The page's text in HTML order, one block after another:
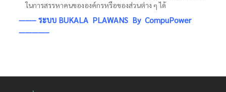
ในการสรรหาคนขององค์กรหรือของส่วนต่าง ๆ ได้
——– ระบบ BUKALA PLAWANS By CompuPower
————–